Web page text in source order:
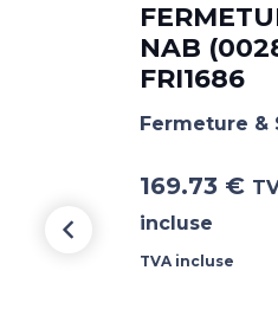
NAB
FRI1686
Fermeture &
169.73 €
incluse
TVA incluse